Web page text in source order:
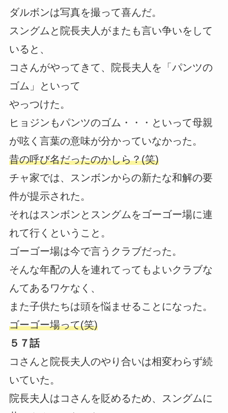
ダルボンは写真を撮って喜んだ。
スングムと院長夫人がまたも言い争いをして
いると、
コさんがやってきて、院長夫人を「パンツの
ゴム」といって
やっつけた。
ヒョジンもパンツのゴム・・・といって母親
が呟く言葉の意味が分かっていなかった。
昔の呼び名だったのかしら？(笑)
チャ家では、スンボンからの新たな和解の要
件が提示された。
それはスンボンとスングムをゴーゴー場に連
れて行くということ。
ゴーゴー場は今で言うクラブだった。
そんな年配の人を連れてってもよいクラブな
んてあるワケなく、
また子供たちは頭を悩ませることになった。
ゴーゴー場って(笑)
５７話
コさんと院長夫人のやり合いは相変わらず続
いていた。
院長夫人はコさんを貶めるため、スングムに